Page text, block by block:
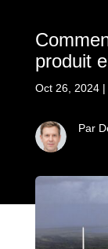
produit
Oct 26, 2024|
Par